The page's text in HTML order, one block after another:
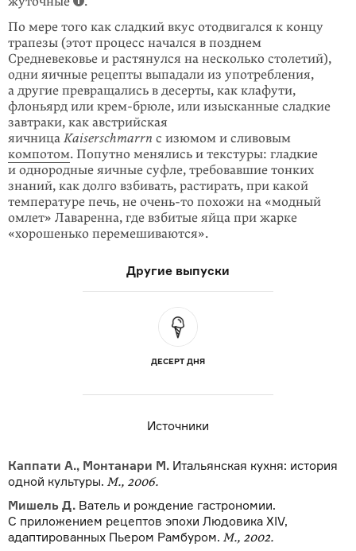
По мере того как сладкий вкус отодвигался к концу
трапезы (этот процесс начался в позднем
Средневековье и растянулся на несколько столетий),
одни яичные рецепты выпадали из употребления,
а другие превращались в десерты, как клафути,
флоньярд или крем-брюле, или изысканные сладкие
завтраки, как австрийская
яичница Kaiserschmarrn с изюмом и сливовым
компотом. Попутно менялись и текстуры: гладкие
и однородные яичные суфле, требовавшие тонких
знаний, как долго взбивать, растирать, при какой
температуре печь, не очень-то похожи на «модный
омлет» Лаваренна, где взби­тые яйца при жарке
«хорошенько перемешиваются».
Другие выпуски
ДЕСЕРТ ДНЯ
Источники
Каппати А., Монтанари М. Итальянская кухня: история
одной культуры. М., 2006.
Мишель Д. Ватель и рождение гастрономии.
С приложением рецептов эпохи Людовика XIV,
адаптированных Пьером Рамбуром. М., 2002.